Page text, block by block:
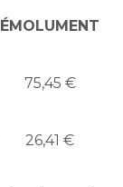
ÉMOLUMENT
75,45 €
26,41 €